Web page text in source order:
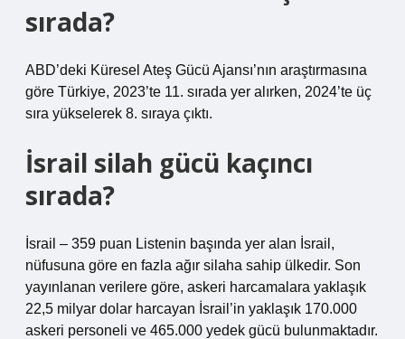
sırada?
ABD’deki Küresel Ateş Gücü Ajansı’nın araştırmasına
göre Türkiye, 2023’te 11. sırada yer alırken, 2024’te üç
sıra yükselerek 8. sıraya çıktı.
İsrail silah gücü kaçıncı
sırada?
İsrail – 359 puan Listenin başında yer alan İsrail,
nüfusuna göre en fazla ağır silaha sahip ülkedir. Son
yayınlanan verilere göre, askeri harcamalara yaklaşık
22,5 milyar dolar harcayan İsrail’in yaklaşık 170.000
askeri personeli ve 465.000 yedek gücü bulunmaktadır.